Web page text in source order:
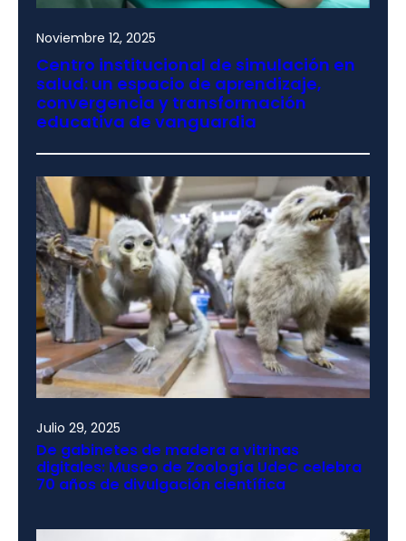
Noviembre 12, 2025
Centro institucional de simulación en
salud: un espacio de aprendizaje,
convergencia y transformación
educativa de vanguardia
Julio 29, 2025
De gabinetes de madera a vitrinas
digitales: Museo de Zoología UdeC celebra
70 años de divulgación científica